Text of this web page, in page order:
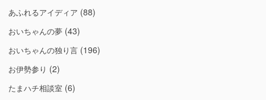
あふれるアイディア (88)
おいちゃんの夢 (43)
おいちゃんの独り言 (196)
お伊勢参り (2)
たまハチ相談室 (6)